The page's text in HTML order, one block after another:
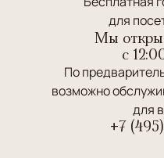
для
Мы
c
По
возможно
для
+7